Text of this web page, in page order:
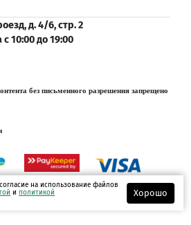
д. 4/6, стр. 2
10:00 до 19:00
без письменного разрешения запрещено
на использование файлов
и политикой
Хорошо